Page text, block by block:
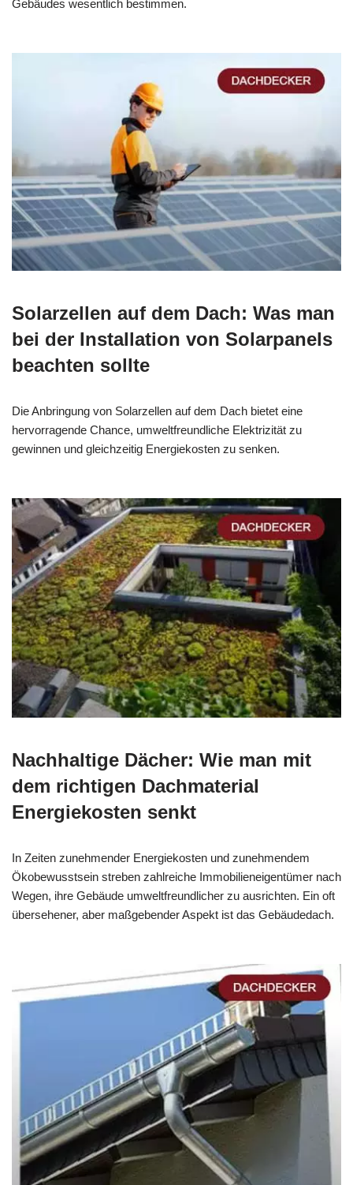
Gebäudes wesentlich bestimmen.
Solarzellen auf dem Dach: Was man
bei der Installation von Solarpanels
beachten sollte
Die Anbringung von Solarzellen auf dem Dach bietet eine
hervorragende Chance, umweltfreundliche Elektrizität zu
gewinnen und gleichzeitig Energiekosten zu senken.
Nachhaltige Dächer: Wie man mit
dem richtigen Dachmaterial
Energiekosten senkt
In Zeiten zunehmender Energiekosten und zunehmendem
Ökobewusstsein streben zahlreiche Immobilieneigentümer nach
Wegen, ihre Gebäude umweltfreundlicher zu ausrichten. Ein oft
übersehener, aber maßgebender Aspekt ist das Gebäudedach.